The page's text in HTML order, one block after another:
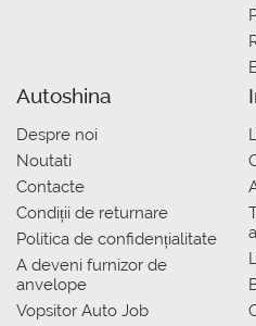
Autoshina
Despre noi
Noutati
Contacte
Condiții de returnare
Politica de confidențialitate
A deveni furnizor de
anvelope
Vopsitor Auto Job